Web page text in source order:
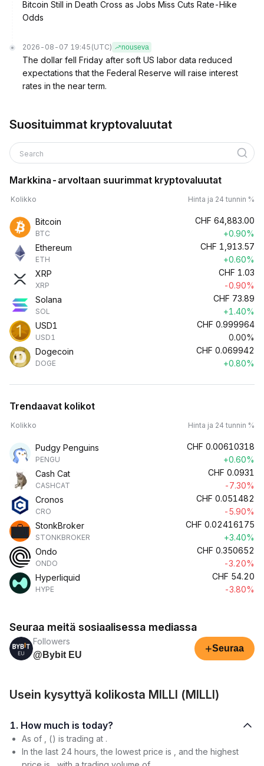
Bitcoin Still in Death Cross as Jobs Miss Cuts Rate-Hike
Odds
2026-08-07 19:45 (UTC) nouseva
The dollar fell Friday after soft US labor data reduced
expectations that the Federal Reserve will raise interest
rates in the near term.
Suosituimmat kryptovaluutat
Search
Markkina-arvoltaan suurimmat kryptovaluutat
Kolikko Hinta ja 24 tunnin %
Bitcoin
BTC
CHF 64,883.00
+0.90%
Ethereum
ETH
CHF 1,913.57
+0.60%
XRP
XRP
CHF 1.03
-0.90%
Solana
SOL
CHF 73.89
+1.40%
USD1
USD1
CHF 0.999964
0.00%
Dogecoin
DOGE
CHF 0.069942
+0.80%
Trendaavat kolikot
Kolikko Hinta ja 24 tunnin %
Pudgy Penguins
PENGU
CHF 0.00610318
+0.60%
Cash Cat
CASHCAT
CHF 0.0931
-7.30%
Cronos
CRO
CHF 0.051482
-5.90%
StonkBroker
STONKBROKER
CHF 0.02416175
+3.40%
Ondo
ONDO
CHF 0.350652
-3.20%
Hyperliquid
HYPE
CHF 54.20
-3.80%
Seuraa meitä sosiaalisessa mediassa
Followers
@Bybit EU
+Seuraa
Usein kysyttyä kolikosta MILLI (MILLI)
1. How much is today?
As of , () is trading at .
In the last 24 hours, the lowest price is , and the highest